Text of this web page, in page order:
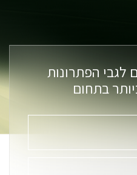
לגבי הפתרונות
בתחום